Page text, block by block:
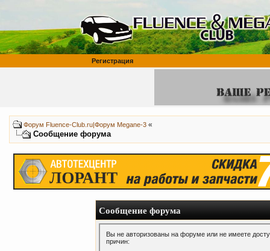
Регистрация
Форум Fluence-Club.ru|Форум Megane-3 «
Сообщение форума
Сообщение форума
Вы не авторизованы на форуме или не имеете
причин: